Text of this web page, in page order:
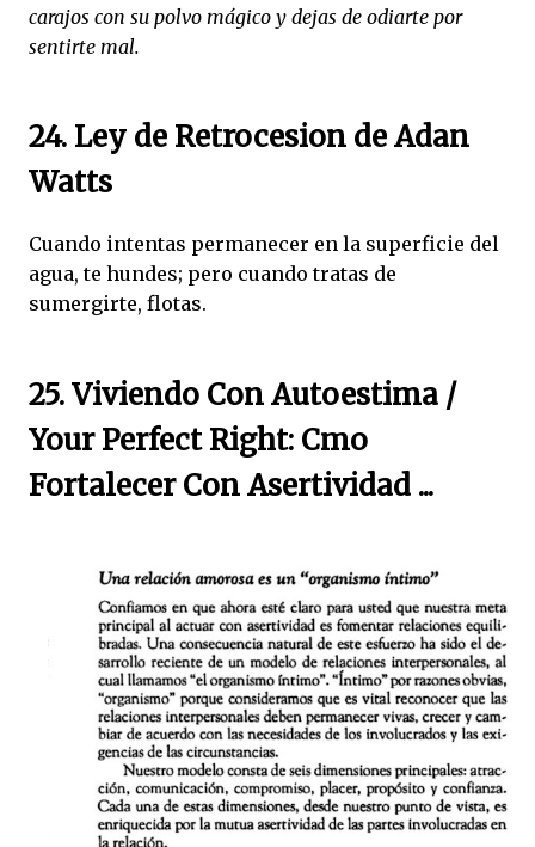
carajos con su polvo mágico y dejas de odiarte por
sentirte mal.
24. Ley de Retrocesion de Adan
Watts
Cuando intentas permanecer en la superficie del
agua, te hundes; pero cuando tratas de
sumergirte, flotas.
25. Viviendo Con Autoestima /
Your Perfect Right: Cmo
Fortalecer Con Asertividad ...